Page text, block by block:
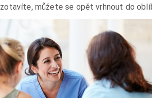
zotavíte, můžete se opět vrhnout do